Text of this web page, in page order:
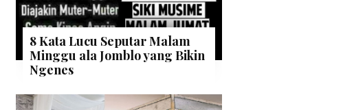
8 Kata Lucu Seputar Malam
Minggu ala Jomblo yang Bikin
Ngenes